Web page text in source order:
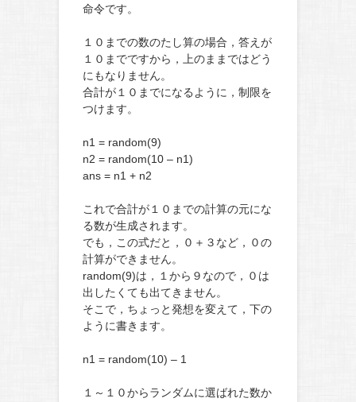
命令です。
１０までの数のたし算の場合，答えが
１０までですから，上のままではどう
にもなりません。
合計が１０までになるように，制限を
つけます。
n1 = random(9)
n2 = random(10 – n1)
ans = n1 + n2
これで合計が１０までの計算の元にな
る数が生成されます。
でも，この式だと，０＋３など，０の
計算ができません。
random(9)は，１から９なので，０は
出したくても出てきません。
そこで，ちょっと発想を変えて，下の
ように書きます。
n1 = random(10) – 1
１～１０からランダムに選ばれた数か